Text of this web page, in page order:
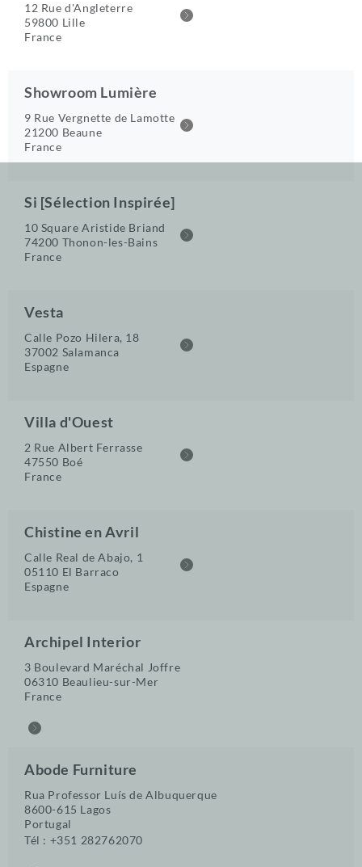
12 Rue d'Angleterre
59800 Lille
France
Showroom Lumière
9 Rue Vergnette de Lamotte
21200 Beaune
France
Si [Sélection Inspirée]
10 Square Aristide Briand
74200 Thonon-les-Bains
France
Vesta
Calle Pozo Hilera, 18
37002 Salamanca
Espagne
Villa d'Ouest
2 Rue Albert Ferrasse
47550 Boé
France
Chistine en Avril
Calle Real de Abajo, 1
05110 El Barraco
Espagne
Archipel Interior
3 Boulevard Maréchal Joffre
06310 Beaulieu-sur-Mer
France
Abode Furniture
Rua Professor Luís de Albuquerque
8600-615 Lagos
Portugal
Tél : +351 282762070